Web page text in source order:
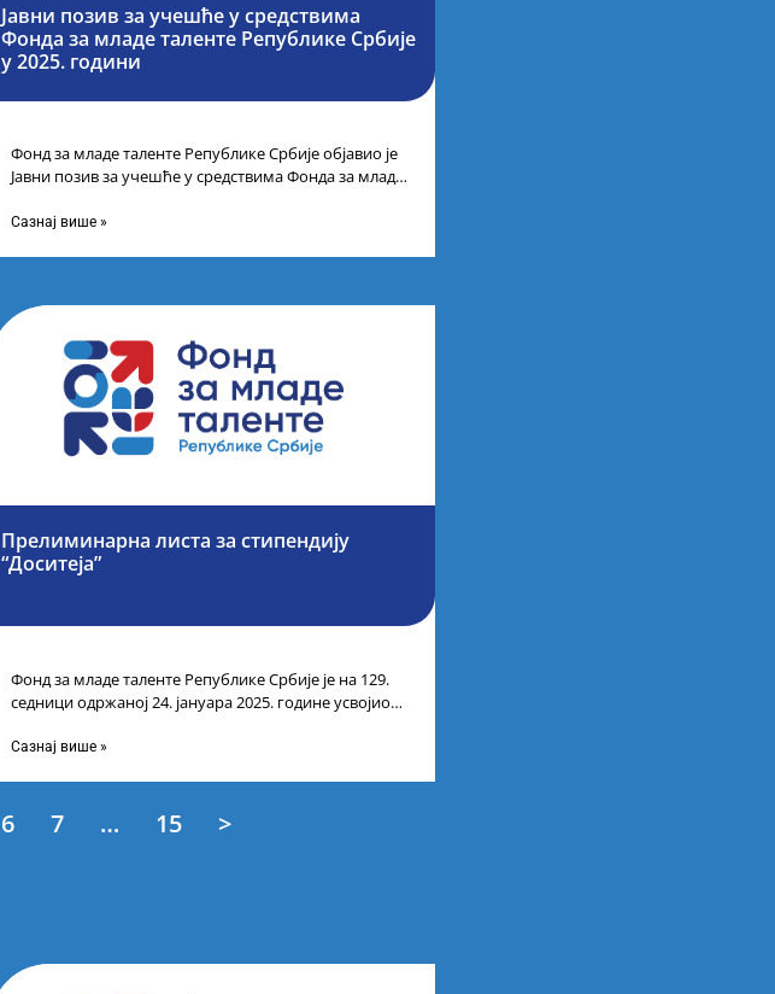
Јавни позив за учешће у средствима
Фонда за младе таленте Републике Србије
у 2025. години
Фонд за младе таленте Републике Србије објавио је
Јавни позив за учешће у средствима Фонда за младе
Сазнај више »
Прелиминарна листа за стипендију
“Доситеја”
Фонд за младе таленте Републике Србије је на 129.
седници одржаној 24. јануара 2025. године усвојио
Сазнај више »
6 7 … 15 >